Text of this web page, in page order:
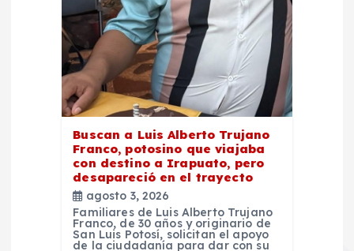
Buscan a Luis Alberto Trujano
Franco, potosino que viajaba
con destino a Irapuato, pero
desapareció en el trayecto
agosto 3, 2026
Familiares de Luis Alberto Trujano
Franco, de 30 años y originario de
San Luis Potosí, solicitan el apoyo
de la ciudadanía para dar con su